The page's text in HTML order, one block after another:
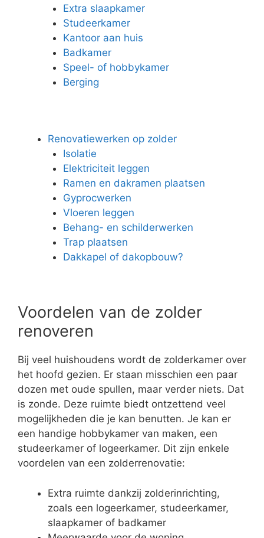
Extra slaapkamer
Studeerkamer
Kantoor aan huis
Badkamer
Speel- of hobbykamer
Berging
Renovatiewerken op zolder
Isolatie
Elektriciteit leggen
Ramen en dakramen plaatsen
Gyprocwerken
Vloeren leggen
Behang- en schilderwerken
Trap plaatsen
Dakkapel of dakopbouw?
Voordelen van de zolder
renoveren
Bij veel huishoudens wordt de zolderkamer over
het hoofd gezien. Er staan misschien een paar
dozen met oude spullen, maar verder niets. Dat
is zonde. Deze ruimte biedt ontzettend veel
mogelijkheden die je kan benutten. Je kan er
een handige hobbykamer van maken, een
studeerkamer of logeerkamer. Dit zijn enkele
voordelen van een zolderrenovatie:
Extra ruimte dankzij zolderinrichting,
zoals een logeerkamer, studeerkamer,
slaapkamer of badkamer